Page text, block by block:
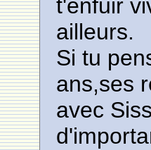
t'enfuir
ailleurs.
Si tu
ans,ses
avec